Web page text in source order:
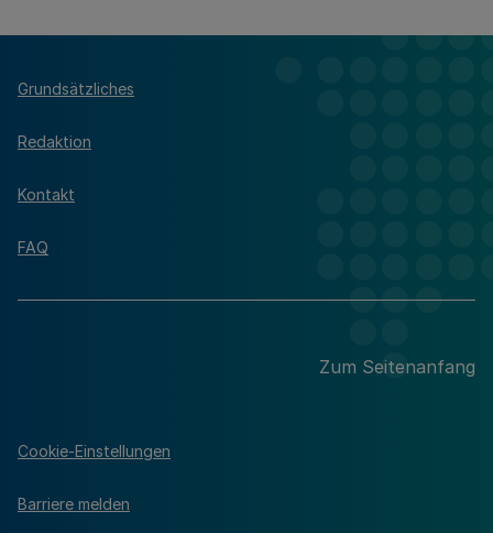
Grundsätzliches
Redaktion
Kontakt
FAQ
Zum Seitenanfang
Cookie-Einstellungen
Barriere melden